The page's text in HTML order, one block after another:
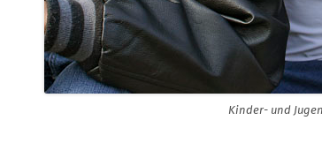
Kinder- und